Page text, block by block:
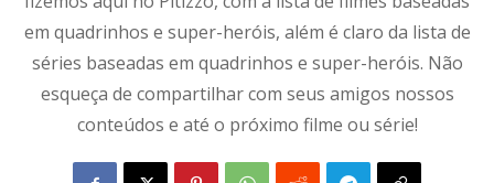
em quadrinhos e super-heróis, além é claro da lista de
séries baseadas em quadrinhos e super-heróis. Não
esqueça de compartilhar com seus amigos nossos
conteúdos e até o próximo filme ou série!